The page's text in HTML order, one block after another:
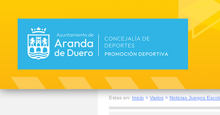
Estas en: Inicio > Varios > Noticias Juegos